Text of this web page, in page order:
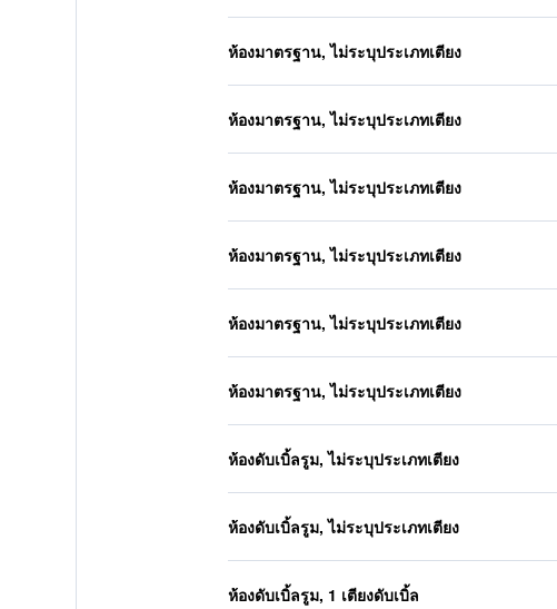
ห้องมาตรฐาน, ไม่ระบุประเภทเตียง
ห้องมาตรฐาน, ไม่ระบุประเภทเตียง
ห้องมาตรฐาน, ไม่ระบุประเภทเตียง
ห้องมาตรฐาน, ไม่ระบุประเภทเตียง
ห้องมาตรฐาน, ไม่ระบุประเภทเตียง
ห้องมาตรฐาน, ไม่ระบุประเภทเตียง
ห้องดับเบิ้ลรูม, ไม่ระบุประเภทเตียง
ห้องดับเบิ้ลรูม, ไม่ระบุประเภทเตียง
ห้องดับเบิ้ลรูม, 1 เตียงดับเบิ้ล